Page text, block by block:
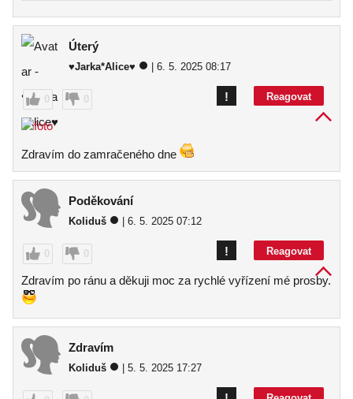
Úterý
♥Jarka*Alice♥ | 6. 5. 2025 08:17
0 0 Reagovat
!
Zdravím do zamračeného dne
Poděkování
Koliduš | 6. 5. 2025 07:12
0 0 Reagovat
!
Zdravím po ránu a děkuji moc za rychlé vyřízení mé prosby.
Zdravím
Koliduš | 5. 5. 2025 17:27